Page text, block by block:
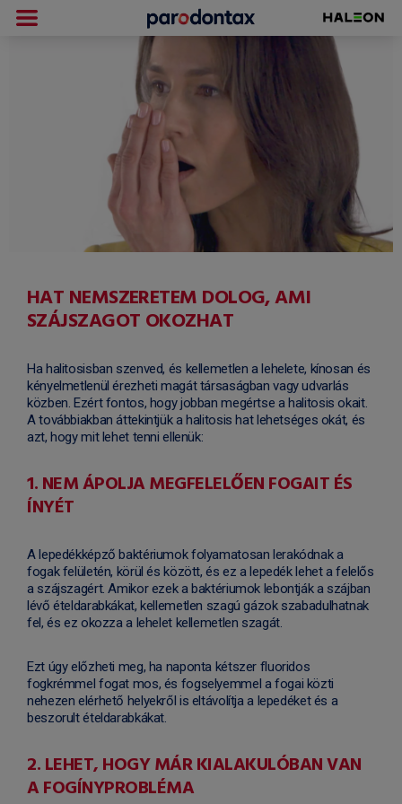
HAT NEMSZERETEM DOLOG, AMI
SZÁJSZAGOT OKOZHAT
Ha halitosisban szenved, és kellemetlen a lehelete, kínosan és
kényelmetlenül érezheti magát társaságban vagy udvarlás
közben. Ezért fontos, hogy jobban megértse a halitosis okait.
A továbbiakban áttekintjük a halitosis hat lehetséges okát, és
azt, hogy mit lehet tenni ellenük:
1. NEM ÁPOLJA MEGFELELŐEN FOGAIT ÉS
ÍNYÉT
A lepedékképző baktériumok folyamatosan lerakódnak a
fogak felületén, körül és között, és ez a lepedék lehet a felelős
a szájszagért. Amikor ezek a baktériumok lebontják a szájban
lévő ételdarabkákat, kellemetlen szagú gázok szabadulhatnak
fel, és ez okozza a lehelet kellemetlen szagát.
Ezt úgy előzheti meg, ha naponta kétszer fluoridos
fogkrémmel fogat mos, és fogselyemmel a fogai közti
nehezen elérhető helyekről is eltávolítja a lepedéket és a
beszorult ételdarabkákat.
2. LEHET, HOGY MÁR KIALAKULÓBAN VAN
A FOGÍNYPROBLÉMA